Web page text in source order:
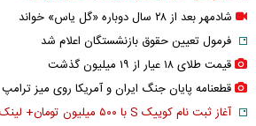
شادمهر بعد از ۲۸ سال دوباره «گل یاس» خواند
فرمول تعیین حقوق بازنشستگان اعلام شد
قیمت طلای ۱۸ عیار از ۱۹ میلیون گذشت
قطعنامه پایان جنگ ایران و آمریکا روی میز ترامپ
آغاز ثبت نام کوییک S با ۵۰۰ میلیون تومان+ لینک